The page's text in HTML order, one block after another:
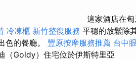
這家酒店在
冷凍櫃 新竹整復服務 平穩的放鬆除
色的餐廳。 豐原按摩服務推薦 台中
（Goldy）住宅位於伊斯特里亞